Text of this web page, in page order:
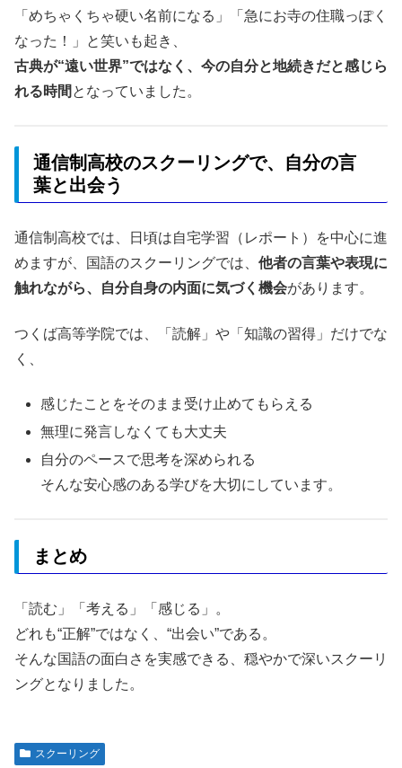
「めちゃくちゃ硬い名前になる」「急にお寺の住職っぽく
なった！」と笑いも起き、
古典が“遠い世界”ではなく、今の自分と地続きだと感じら
れる時間 となっていました。
通信制高校のスクーリングで、自分の言
葉と出会う
通信制高校では、日頃は自宅学習（レポート）を中心に進
めますが、国語のスクーリングでは、 他者の言葉や表現に
触れながら、自分自身の内面に気づく機会があります。
つくば高等学院では、「読解」や「知識の習得」だけでな
く、
感じたことをそのまま受け止めてもらえる
無理に発言しなくても大丈夫
自分のペースで思考を深められる
そんな安心感のある学びを大切にしています。
まとめ
「読む」「考える」「感じる」。
どれも“正解”ではなく、“出会い”である。
そんな国語の面白さを実感できる、穏やかで深いスクーリ
ングとなりました。
スクーリング